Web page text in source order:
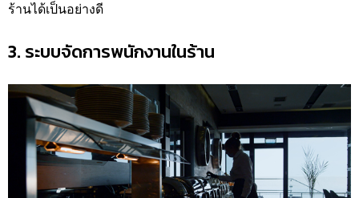
ร้านได้เป็นอย่างดี
3. ระบบจัดการพนักงานในร้าน